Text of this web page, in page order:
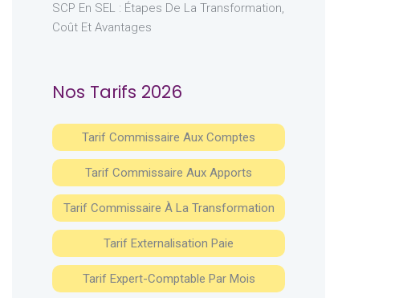
SCP En SEL : Étapes De La Transformation,
Coût Et Avantages
Nos Tarifs 2026
Tarif Commissaire Aux Comptes
Tarif Commissaire Aux Apports
Tarif Commissaire À La Transformation
Tarif Externalisation Paie
Tarif Expert-Comptable Par Mois